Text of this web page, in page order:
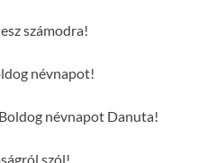
számodra!
névnapot!
névnapot Danuta!
szól!